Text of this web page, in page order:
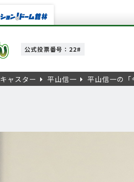
公式投票番号：22#
キャスター 平山信一 平山信一の